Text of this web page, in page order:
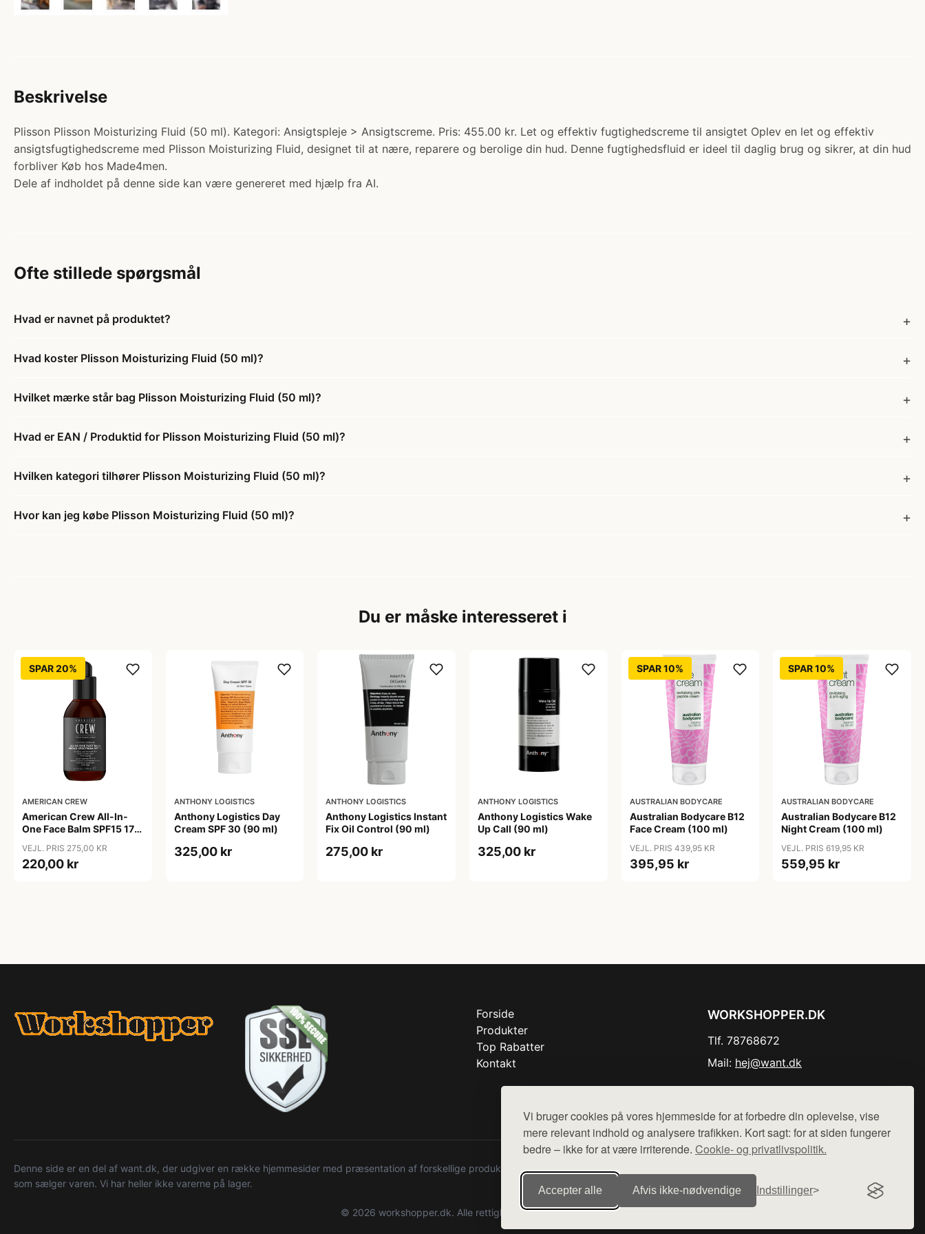
Vi bruger cookies på vores hjemmeside for at forbedre din oplevelse, vise
mere relevant indhold og analysere trafikken. Kort sagt: for at siden fungerer
bedre – ikke for at være irriterende. Cookie- og privatlivspolitik.
Accepter alle Afvis ikke‑nødvendige Indstillinger
Beskrivelse
Plisson Plisson Moisturizing Fluid (50 ml). Kategori: Ansigtspleje > Ansigtscreme. Pris: 455.00 kr. Let og effektiv fugtighedscreme til ansigtet Oplev en let og effektiv
ansigtsfugtighedscreme med Plisson Moisturizing Fluid, designet til at nære, reparere og berolige din hud. Denne fugtighedsfluid er ideel til daglig brug og sikrer, at din hud
forbliver Køb hos Made4men.
Dele af indholdet på denne side kan være genereret med hjælp fra AI.
Ofte stillede spørgsmål
Hvad er navnet på produktet?
Hvad koster Plisson Moisturizing Fluid (50 ml)?
Hvilket mærke står bag Plisson Moisturizing Fluid (50 ml)?
Hvad er EAN / Produktid for Plisson Moisturizing Fluid (50 ml)?
Hvilken kategori tilhører Plisson Moisturizing Fluid (50 ml)?
Hvor kan jeg købe Plisson Moisturizing Fluid (50 ml)?
Du er måske interesseret i
SPAR 20%
AMERICAN CREW
American Crew All-In-
One Face Balm SPF15 170
VEJL. PRIS 275,00 KR
220,00 kr
ANTHONY LOGISTICS
Anthony Logistics Day
Cream SPF 30 (90 ml)
325,00 kr
ANTHONY LOGISTICS
Anthony Logistics Instant
Fix Oil Control (90 ml)
275,00 kr
ANTHONY LOGISTICS
Anthony Logistics Wake
Up Call (90 ml)
325,00 kr
SPAR 10%
AUSTRALIAN BODYCARE
Australian Bodycare B12
Face Cream (100 ml)
VEJL. PRIS 439,95 KR
395,95 kr
SPAR 10%
AUSTRALIAN BODYCARE
Australian Bodycare B12
Night Cream (100 ml)
VEJL. PRIS 619,95 KR
559,95 kr
Forside
Produkter
Top Rabatter
Kontakt
WORKSHOPPER.DK
Tlf. 78768672
Mail: hej@want.dk
Denne side er en del af want.dk, der udgiver en række hjemmesider med præsentation af forskellige produkter fra diverse webshops. Der sælges ikke varer fra denne side - vi henviser til de shops,
som sælger varen. Vi har heller ikke varerne på lager.
© 2026 workshopper.dk. Alle rettigheder forbeholdes.